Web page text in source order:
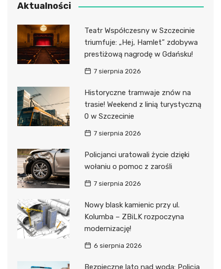
Aktualności
Teatr Współczesny w Szczecinie
triumfuje: „Hej, Hamlet” zdobywa
prestiżową nagrodę w Gdańsku!
7 sierpnia 2026
Historyczne tramwaje znów na
trasie! Weekend z linią turystyczną
0 w Szczecinie
7 sierpnia 2026
Policjanci uratowali życie dzięki
wołaniu o pomoc z zarośli
7 sierpnia 2026
Nowy blask kamienic przy ul.
Kolumba – ZBiLK rozpoczyna
modernizację!
6 sierpnia 2026
Bezpieczne lato nad wodą: Policja